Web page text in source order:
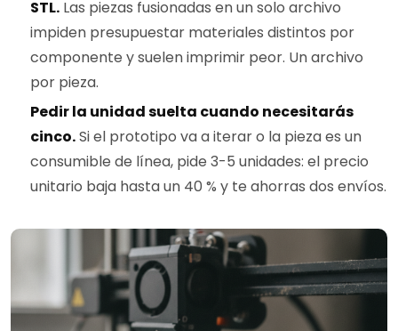
STL. Las piezas fusionadas en un solo archivo
impiden presupuestar materiales distintos por
componente y suelen imprimir peor. Un archivo
por pieza.
Pedir la unidad suelta cuando necesitarás
cinco.Si el prototipo va a iterar o la pieza es un
consumible de línea, pide 3-5 unidades: el precio
unitario baja hasta un 40 % y te ahorras dos envíos.